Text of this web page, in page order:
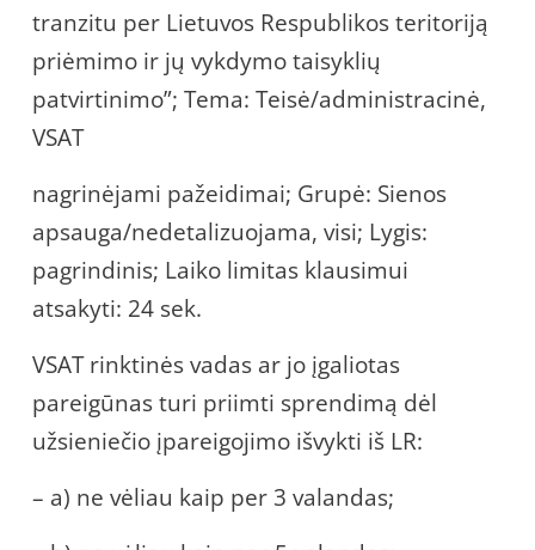
tranzitu per Lietuvos Respublikos teritoriją
priėmimo ir jų vykdymo taisyklių
patvirtinimo”; Tema: Teisė/administracinė,
VSAT
nagrinėjami pažeidimai; Grupė: Sienos
apsauga/nedetalizuojama, visi; Lygis:
pagrindinis; Laiko limitas klausimui
atsakyti: 24 sek.
VSAT rinktinės vadas ar jo įgaliotas
pareigūnas turi priimti sprendimą dėl
užsieniečio įpareigojimo išvykti iš LR:
– a) ne vėliau kaip per 3 valandas;